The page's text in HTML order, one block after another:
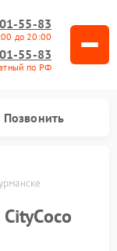
55-83
до 20:00
55-83
по РФ
Позвонить